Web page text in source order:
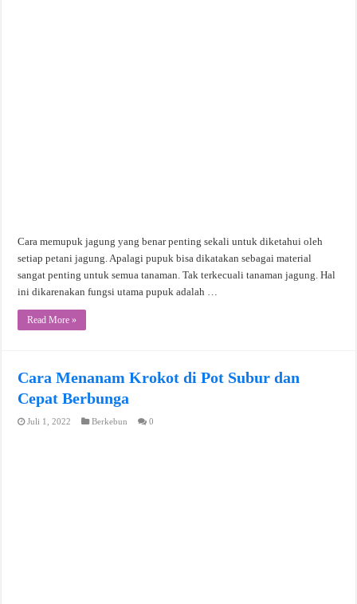
Cara memupuk jagung yang benar penting sekali untuk diketahui oleh
setiap petani jagung. Apalagi pupuk bisa dikatakan sebagai material
sangat penting untuk semua tanaman. Tak terkecuali tanaman jagung. Hal
ini dikarenakan fungsi utama pupuk adalah …
Read More »
Cara Menanam Krokot di Pot Subur dan
Cepat Berbunga
Juli 1, 2022 Berkebun 0